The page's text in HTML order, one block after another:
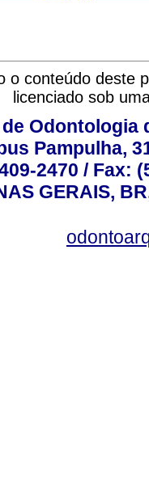
o conteúdo deste
licenciado sob
Odontologia
Pampulha,
2470 / Fax:
GERAIS,